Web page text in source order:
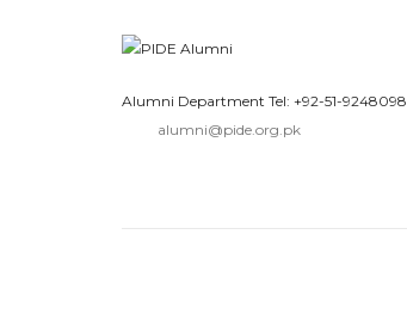
Alumni Department Tel: +92-51-9248098
alumni@pide.org.pk